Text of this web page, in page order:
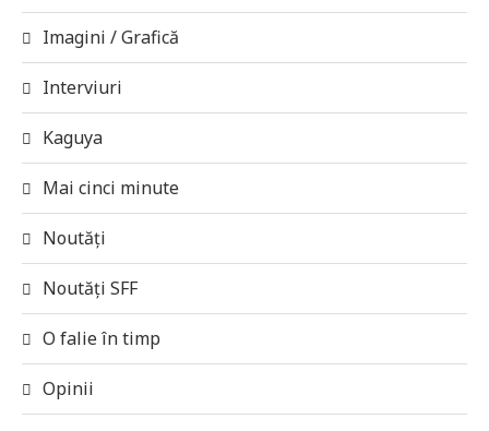
Imagini / Grafică
Interviuri
Kaguya
Mai cinci minute
Noutăți
Noutăți SFF
O falie în timp
Opinii